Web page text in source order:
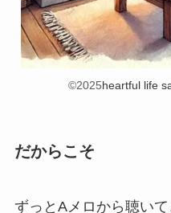
©2025heartful life
だからこそ
ずっとAメロから聴い